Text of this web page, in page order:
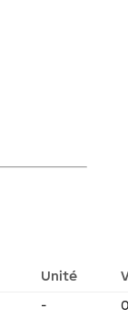
Unité
-